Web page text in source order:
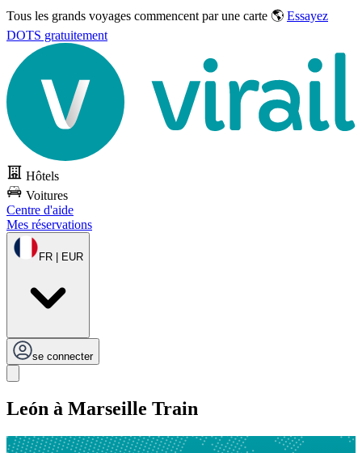
Tous les grands voyages commencent par une carte 🌎 Essayez
DOTS gratuitement
Hôtels
Voitures
Centre d'aide
Mes réservations
FR | EUR
se connecter
León à Marseille Train